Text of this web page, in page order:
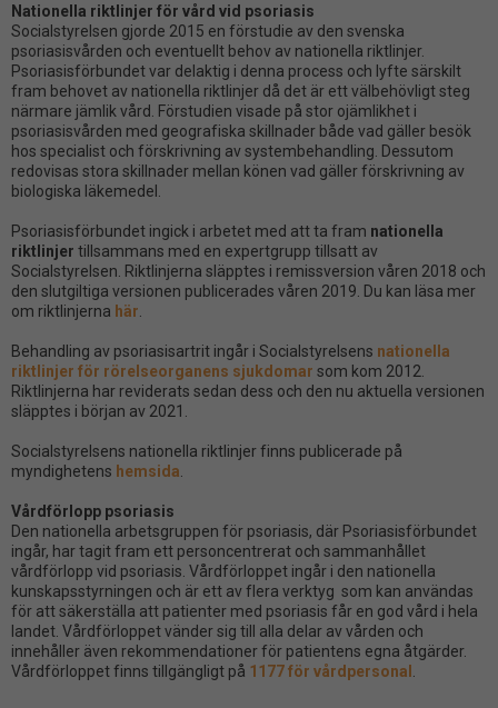
Nationella riktlinjer för vård vid psoriasis
Socialstyrelsen gjorde 2015 en förstudie av den svenska
psoriasisvården och eventuellt behov av nationella riktlinjer.
Psoriasisförbundet var delaktig i denna process och lyfte särskilt
fram behovet av nationella riktlinjer då det är ett välbehövligt steg
närmare jämlik vård. Förstudien visade på stor ojämlikhet i
psoriasisvården med geografiska skillnader både vad gäller besök
hos specialist och förskrivning av systembehandling. Dessutom
redovisas stora skillnader mellan könen vad gäller förskrivning av
biologiska läkemedel.
Psoriasisförbundet ingick i arbetet med att ta fram nationella
riktlinjer tillsammans med en expertgrupp tillsatt av
Socialstyrelsen. Riktlinjerna släpptes i remissversion våren 2018 och
den slutgiltiga versionen publicerades våren 2019. Du kan läsa mer
om riktlinjerna här
Behandling av psoriasisartrit ingår i Socialstyrelsens nationella
riktlinjer för rörelseorganens sjukdomar som kom 2012.
Riktlinjerna har reviderats sedan dess och den nu aktuella versionen
släpptes i början av 2021.
Socialstyrelsens nationella riktlinjer finns publicerade på
myndighetens hemsida
Vårdförlopp psoriasis
Den nationella arbetsgruppen för psoriasis, där Psoriasisförbundet
ingår, har tagit fram ett personcentrerat och sammanhållet
vårdförlopp vid psoriasis. Vårdförloppet ingår i den nationella
kunskapsstyrningen och är ett av flera verktyg som kan användas
för att säkerställa att patienter med psoriasis får en god vård i hela
landet. Vårdförloppet vänder sig till alla delar av vården och
innehåller även rekommendationer för patientens egna åtgärder.
Vårdförloppet finns tillgängligt på 1177 för vårdpersonal